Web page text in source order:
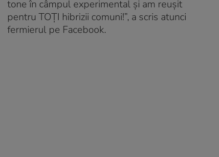
tone în câmpul experimental și am reușit
pentru TOȚI hibrizii comuni!”, a scris atunci
fermierul pe Facebook.